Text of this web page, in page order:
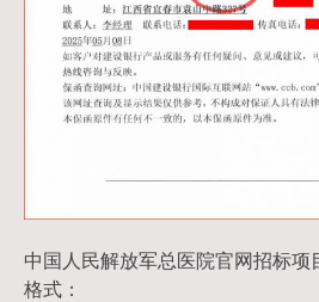
中国人民解放军总医院官网招标项
格式：